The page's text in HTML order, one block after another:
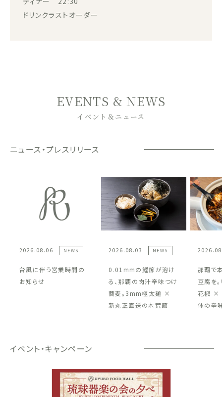
ドリンクラストオーダー
EVENTS & NEWS
イベント＆ニュース
ニュース・プレスリリース
2026.08.06 NEWS
台風に伴う営業時間の
お知らせ
2026.08.03 NEWS
0.01mmの鰹節が溶け
る、那覇の肉汁辛味つけ
蕎麦。3mm極太麺 ×
新丸正直送の本荒節
那覇で
豆腐を
花椒 ×
体の辛
イベント・キャンペーン